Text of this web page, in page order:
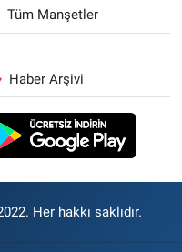
Tüm Manşetler
Haber Arşivi
Her hakkı saklıdır.